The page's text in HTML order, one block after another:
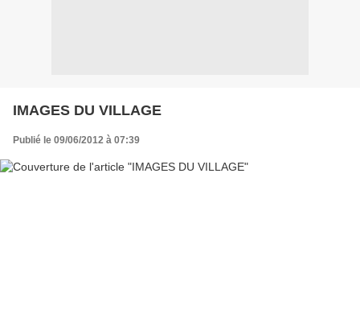
IMAGES DU VILLAGE
Publié le 09/06/2012 à 07:39